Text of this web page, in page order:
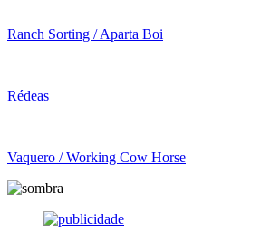
Ranch Sorting / Aparta Boi
Rédeas
Vaquero / Working Cow Horse